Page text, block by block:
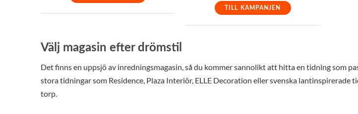
TILL KAMPANJEN
Välj magasin efter drömstil
Det finns en uppsjö av inredningsmagasin, så du kommer sannolikt att hitta en tidning som
stora tidningar som Residence, Plaza Interiör, ELLE Decoration eller svenska lantinspirerade
torp.